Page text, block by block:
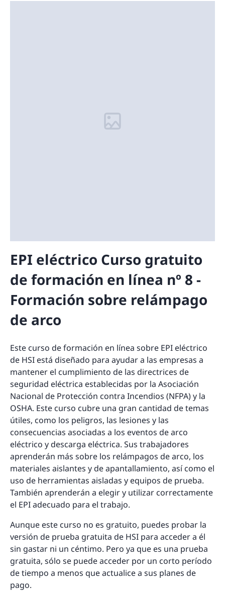
EPI eléctrico Curso gratuito
de formación en línea nº 8 -
Formación sobre relámpago
de arco
Este curso de formación en línea sobre EPI eléctrico
de HSI está diseñado para ayudar a las empresas a
mantener el cumplimiento de las directrices de
seguridad eléctrica establecidas por la Asociación
Nacional de Protección contra Incendios (NFPA) y la
OSHA. Este curso cubre una gran cantidad de temas
útiles, como los peligros, las lesiones y las
consecuencias asociadas a los eventos de arco
eléctrico y descarga eléctrica. Sus trabajadores
aprenderán más sobre los relámpagos de arco, los
materiales aislantes y de apantallamiento, así como el
uso de herramientas aisladas y equipos de prueba.
También aprenderán a elegir y utilizar correctamente
el EPI adecuado para el trabajo.
Aunque este curso no es gratuito, puedes probar la
versión de prueba gratuita de HSI para acceder a él
sin gastar ni un céntimo. Pero ya que es una prueba
gratuita, sólo se puede acceder por un corto período
de tiempo a menos que actualice a sus planes de
pago.